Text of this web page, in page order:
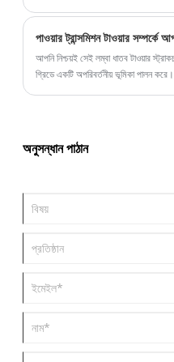
পাওয়ার ট্রান্সমিশন টাওয়ার সম্পর্কে
আপনি নিশ্চয়ই সেই লম্বা ধাতব টাওয়ার
গ্রিডে একটি অপরিবর্তনীয় ভূমিকা পালন করে।
অনুসন্ধান পাঠান